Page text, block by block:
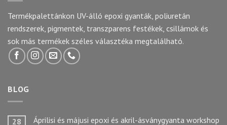
Termékpalettánkon UV-álló epoxi gyanták, poliuretán
rendszerek, pigmentek, transzparens festékek, csillámok és
sok más termékek széles választéka megtalálható.
BLOG
28
Áprilisi és májusi epoxi és akril-ásványgyanta workshop